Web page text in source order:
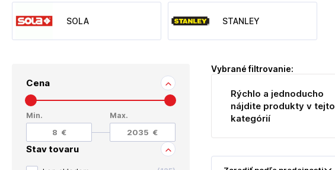
Cena
Min. Max.
Stav tovaru
SOLA STANLEY
Vybrané filtrovanie:
Rýchlo a jednoducho
nájdite produkty v tejto
kategórií